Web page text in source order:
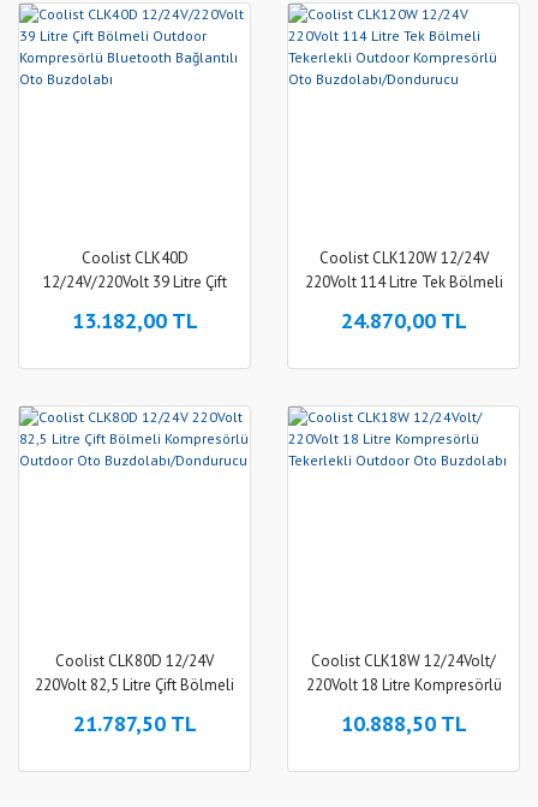
Coolist CLK40D
12/24V/220Volt 39 Litre Çift
Bluetooth Bağlantılı Oto
13.182,00 TL
Coolist CLK120W 12/24V
220Volt 114 Litre Tek Bölmeli
Kompresörlü Oto
24.870,00 TL
Coolist CLK80D 12/24V
220Volt 82,5 Litre Çift Bölmeli
Buzdolabı/Dondurucu
21.787,50 TL
Coolist CLK18W 12/24Volt/
220Volt 18 Litre Kompresörlü
Buzdolabı
10.888,50 TL